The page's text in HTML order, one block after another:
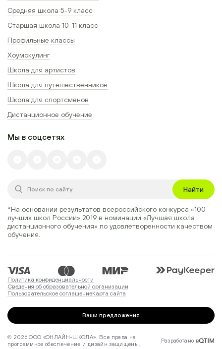
Средняя школа 5-9 класс
Старшая школа 10-11 класс
Профильные классы
Хоумскулинг
Школа для артистов
Школа для путешественников
Школа для спортсменов
Дистанционное обучение
Мы в соцсетях
Найти
*На основании результатов всероссийского конкурса «100
лучших школ России» 2019 в номинации «Лучшая школа
дистанционного обучения» по удовлетворенности качеством
обучения.
Политика конфиденциальности
Сведения об образовательной организации
Пользовательское соглашениеКарта сайта
Ваши предложения
© 2026 ООО «ОНЛАЙН-ШКОЛА». Все права на
программное обеспечение и дизайн защищены.
Разработано в